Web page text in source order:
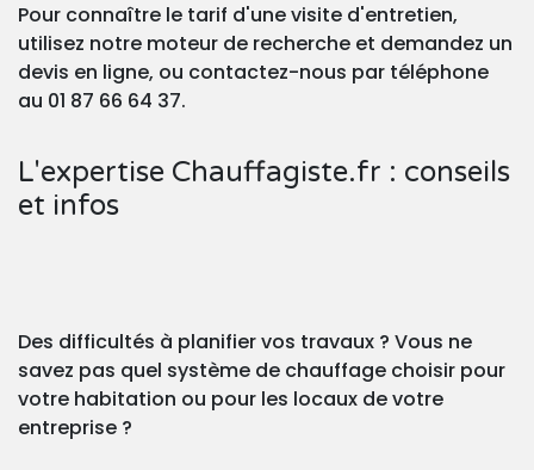
Pour connaître le tarif d'une visite d'entretien,
utilisez notre moteur de recherche et demandez un
devis en ligne, ou contactez-nous par téléphone
au 01 87 66 64 37.
L'expertise Chauffagiste.fr : conseils
et infos
Des difficultés à planifier vos travaux ? Vous ne
savez pas quel système de chauffage choisir pour
votre habitation ou pour les locaux de votre
entreprise ?